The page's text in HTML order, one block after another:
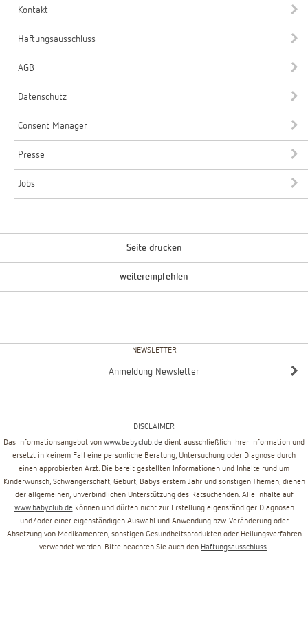
Kontakt
Haftungsausschluss
AGB
Datenschutz
Consent Manager
Presse
Jobs
Seite drucken
weiterempfehlen
NEWSLETTER
Anmeldung Newsletter
DISCLAIMER
Das Informationsangebot von www.babyclub.de dient ausschließlich Ihrer Information und
ersetzt in keinem Fall eine persönliche Beratung, Untersuchung oder Diagnose durch
einen approbierten Arzt. Die bereit gestellten Informationen und Inhalte rund um
Kinderwunsch, Schwangerschaft, Geburt, Babys erstem Jahr und sonstigen Themen, dienen
der allgemeinen, unverbindlichen Unterstützung des Ratsuchenden. Alle Inhalte auf
www.babyclub.de können und dürfen nicht zur Erstellung eigenständiger Diagnosen
und/oder einer eigenständigen Auswahl und Anwendung bzw. Veränderung oder
Absetzung von Medikamenten, sonstigen Gesundheitsprodukten oder Heilungsverfahren
verwendet werden. Bitte beachten Sie auch den Haftungsausschluss.